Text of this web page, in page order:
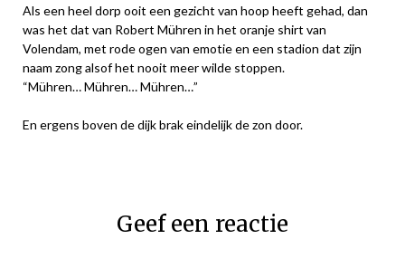
Als een heel dorp ooit een gezicht van hoop heeft gehad, dan
was het dat van Robert Mühren in het oranje shirt van
Volendam, met rode ogen van emotie en een stadion dat zijn
naam zong alsof het nooit meer wilde stoppen.
“Mühren… Mühren… Mühren…”
En ergens boven de dijk brak eindelijk de zon door.
Geef een reactie